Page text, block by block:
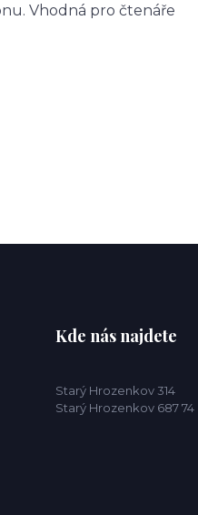
Vhodná pro čtenáře
Kde nás najdete
Starý Hrozenkov 314
Starý Hrozenkov 687 74